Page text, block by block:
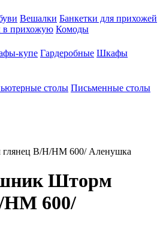
Вешалки Банкетки для прихожей
прихожую Комоды
купе Гардеробные Шкафы
столы Письменные столы
В/Н/НМ 600/ Аленушка
Шторм
НМ 600/